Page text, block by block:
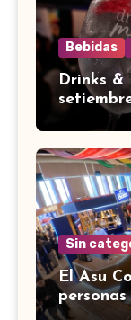
Bebidas
Drinks
Sin
El Asu